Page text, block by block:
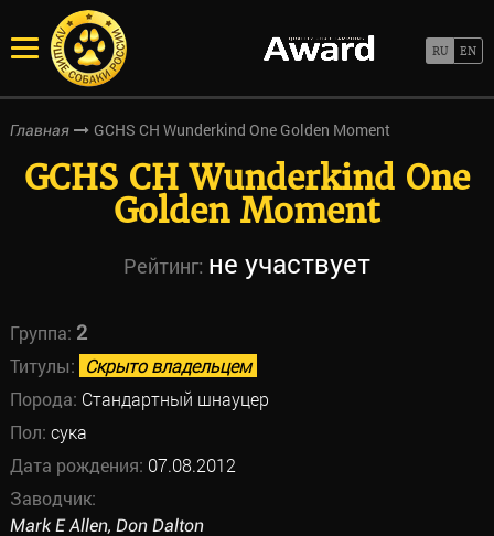
Главная GCHS CH Wunderkind One Golden Moment
GCHS CH Wunderkind One
Golden Moment
Рейтинг: не участвует
Группа: 2
Титулы: Скрыто владельцем
Порода: Стандартный шнауцер
Пол: сука
Дата рождения: 07.08.2012
Заводчик:
Mark E Allen, Don Dalton